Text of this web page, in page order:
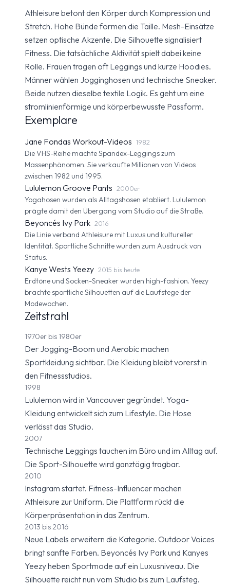
Athleisure betont den Körper durch Kompression und
Stretch. Hohe Bünde formen die Taille. Mesh-Einsätze
setzen optische Akzente. Die Silhouette signalisiert
Fitness. Die tatsächliche Aktivität spielt dabei keine
Rolle. Frauen tragen oft Leggings und kurze Hoodies.
Männer wählen Jogginghosen und technische Sneaker.
Beide nutzen dieselbe textile Logik. Es geht um eine
stromlinienförmige und körperbewusste Passform.
Exemplare
Jane Fondas Workout-Videos 1982
Die VHS-Reihe machte Spandex-Leggings zum
Massenphänomen. Sie verkaufte Millionen von Videos
zwischen 1982 und 1995.
Lululemon Groove Pants 2000er
Yogahosen wurden als Alltagshosen etabliert. Lululemon
prägte damit den Übergang vom Studio auf die Straße.
Beyoncés Ivy Park 2016
Die Linie verband Athleisure mit Luxus und kultureller
Identität. Sportliche Schnitte wurden zum Ausdruck von
Status.
Kanye Wests Yeezy 2015 bis heute
Erdtöne und Socken-Sneaker wurden high-fashion. Yeezy
brachte sportliche Silhouetten auf die Laufstege der
Modewochen.
Zeitstrahl
1970er bis 1980er
Der Jogging-Boom und Aerobic machen
Sportkleidung sichtbar. Die Kleidung bleibt vorerst in
den Fitnessstudios.
1998
Lululemon wird in Vancouver gegründet. Yoga-
Kleidung entwickelt sich zum Lifestyle. Die Hose
verlässt das Studio.
2007
Technische Leggings tauchen im Büro und im Alltag auf.
Die Sport-Silhouette wird ganztägig tragbar.
2010
Instagram startet. Fitness-Influencer machen
Athleisure zur Uniform. Die Plattform rückt die
Körperpräsentation in das Zentrum.
2013 bis 2016
Neue Labels erweitern die Kategorie. Outdoor Voices
bringt sanfte Farben. Beyoncés Ivy Park und Kanyes
Yeezy heben Sportmode auf ein Luxusniveau. Die
Silhouette reicht nun vom Studio bis zum Laufsteg.